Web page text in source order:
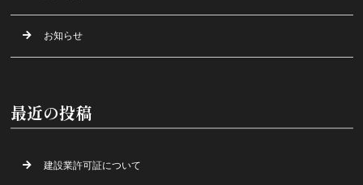
お知らせ
最近の投稿
建設業許可証について